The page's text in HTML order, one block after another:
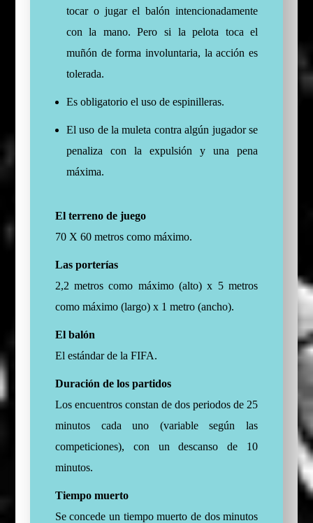
tocar o jugar el balón intencionadamente
con la mano. Pero si la pelota toca el
muñón de forma involuntaria, la acción es
tolerada.
Es obligatorio el uso de espinilleras.
El uso de la muleta contra algún jugador se
penaliza con la expulsión y una pena
máxima.
El terreno de juego
70 X 60 metros como máximo.
Las porterías
2,2 metros como máximo (alto) x 5 metros
como máximo (largo) x 1 metro (ancho).
El balón
El estándar de la FIFA.
Duración de los partidos
Los encuentros constan de dos periodos de 25
minutos cada uno (variable según las
competiciones), con un descanso de 10
minutos.
Tiempo muerto
Se concede un tiempo muerto de dos minutos